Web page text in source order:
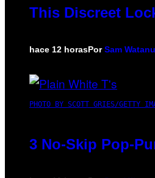
This Discreet
hace 12 horasPorSam
PHOTO BY SCOTT GRIES/GETTY
3 No-Skip Pop-